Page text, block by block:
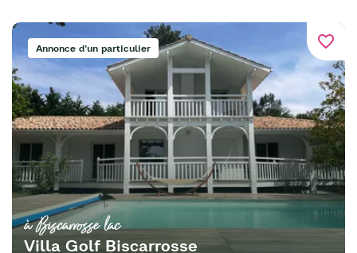
favorite_border
Annonce d'un particulier
à Biscarrosse lac
Villa Golf Biscarrosse